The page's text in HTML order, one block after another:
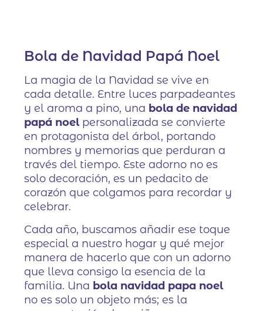
Bola de Navidad Papá Noel
La magia de la Navidad se vive en
cada detalle. Entre luces parpadeantes
y el aroma a pino, una bola de navidad
papá noelpersonalizada se convierte
en protagonista del árbol, portando
nombres y memorias que perduran a
través del tiempo. Este adorno no es
solo decoración, es un pedacito de
corazón que colgamos para recordar y
celebrar.
Cada año, buscamos añadir ese toque
especial a nuestro hogar y qué mejor
manera de hacerlo que con un adorno
que lleva consigo la esencia de la
familia. Una bola navidad papa noel
no es solo un objeto más; es la